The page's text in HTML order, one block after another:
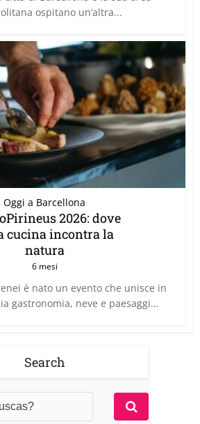
ospitano un’altra...
Oggi a Barcellona
2026: dove
cucina incontra la
natura
6 mesi
è nato un evento che unisce in
gastronomia, neve e paesaggi...
Search